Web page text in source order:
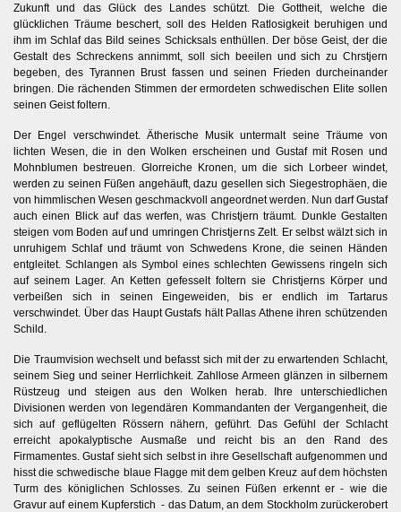
Zukunft und das Glück des Landes schützt. Die Gottheit, welche die
glücklichen Träume beschert, soll des Helden Ratlosigkeit beruhigen und
ihm im Schlaf das Bild seines Schicksals enthüllen. Der böse Geist, der die
Gestalt des Schreckens annimmt, soll sich beeilen und sich zu Chrstjern
begeben, des Tyrannen Brust fassen und seinen Frieden durcheinander
bringen. Die rächenden Stimmen der ermordeten schwedischen Elite sollen
seinen Geist foltern.
Der Engel verschwindet. Ätherische Musik untermalt seine Träume von
lichten Wesen, die in den Wolken erscheinen und Gustaf mit Rosen und
Mohnblumen bestreuen. Glorreiche Kronen, um die sich Lorbeer windet,
werden zu seinen Füßen angehäuft, dazu gesellen sich Siegestrophäen, die
von himmlischen Wesen geschmackvoll angeordnet werden. Nun darf Gustaf
auch einen Blick auf das werfen, was Christjern träumt. Dunkle Gestalten
steigen vom Boden auf und umringen Christjerns Zelt. Er selbst wälzt sich in
unruhigem Schlaf und träumt von Schwedens Krone, die seinen Händen
entgleitet. Schlangen als Symbol eines schlechten Gewissens ringeln sich
auf seinem Lager. An Ketten gefesselt foltern sie Christjerns Körper und
verbeißen sich in seinen Eingeweiden, bis er endlich im Tartarus
verschwindet. Über das Haupt Gustafs hält Pallas Athene ihren schützenden
Schild.
Die Traumvision wechselt und befasst sich mit der zu erwartenden Schlacht,
seinem Sieg und seiner Herrlichkeit. Zahllose Armeen glänzen in silbernem
Rüstzeug und steigen aus den Wolken herab. Ihre unterschiedlichen
Divisionen werden von legendären Kommandanten der Vergangenheit, die
sich auf geflügelten Rössern nähern, geführt. Das Gefühl der Schlacht
erreicht apokalyptische Ausmaße und reicht bis an den Rand des
Firmamentes. Gustaf sieht sich selbst in ihre Gesellschaft aufgenommen und
hisst die schwedische blaue Flagge mit dem gelben Kreuz auf dem höchsten
Turm des königlichen Schlosses. Zu seinen Füßen erkennt er - wie die
Gravur auf einem Kupferstich - das Datum, an dem Stockholm zurückerobert